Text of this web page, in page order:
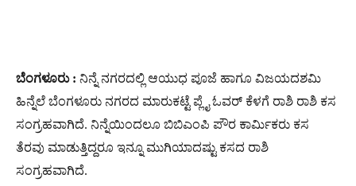
ಬೆಂಗಳೂರು : ನಿನ್ನೆ ನಗರದಲ್ಲಿ ಆಯುಧ ಪೂಜೆ ಹಾಗೂ ವಿಜಯದಶಮಿ
ಹಿನ್ನೆಲೆ ಬೆಂಗಳೂರು ನಗರದ ಮಾರುಕಟ್ಟೆ ಪ್ಲೈ ಓವರ್ ಕೆಳಗೆ ರಾಶಿ ರಾಶಿ ಕಸ
ಸಂಗ್ರಹವಾಗಿದೆ. ನಿನ್ನೆಯಿಂದಲೂ ಬಿಬಿಎಂಪಿ ಪೌರ ಕಾರ್ಮಿಕರು ಕಸ
ತೆರವು ಮಾಡುತ್ತಿದ್ದರೂ ಇನ್ನೂ ಮುಗಿಯಾದಷ್ಟು ಕಸದ ರಾಶಿ
ಸಂಗ್ರಹವಾಗಿದೆ.